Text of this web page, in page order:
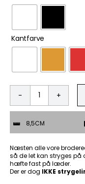
Kantfarve
Sgt.
at
-
Patch
Mærke
antal
8,5CM
Næsten alle vore
så de let kan stryges på
hæfte fast på læder.
Der er dog IKKE